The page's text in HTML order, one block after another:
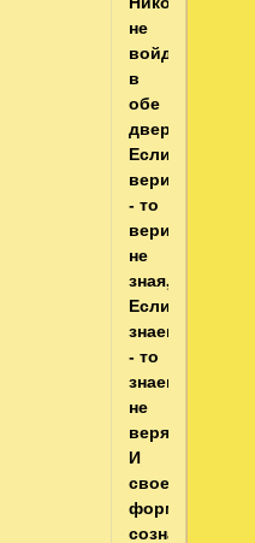
не
войдешь
в
обе
двери:
Если
веришь
- то
веришь,
не
зная,
Если
знаешь
- то
знаешь,
не
веря.
И
свое
формируя
сознанье,